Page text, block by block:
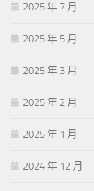
2025 年 7 月
2025 年 5 月
2025 年 3 月
2025 年 2 月
2025 年 1 月
2024 年 12 月